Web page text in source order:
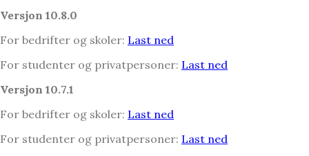
Versjon 10.8.0
For bedrifter og skoler: Last ned
For studenter og privatpersoner: Last ned
Versjon 10.7.1
For bedrifter og skoler: Last ned
For studenter og privatpersoner: Last ned